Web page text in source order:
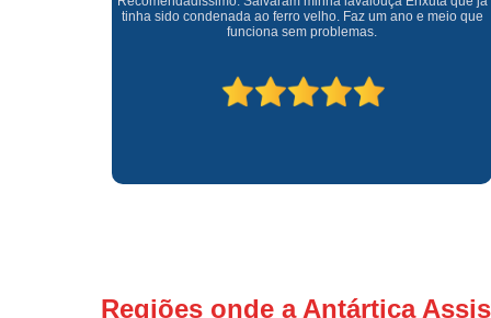
Uma empresa á 41 anos no mercado que sempre valoriza o
cliente ótimo atendimento com garantia de todos o serviços.
Regiões onde a Antártica